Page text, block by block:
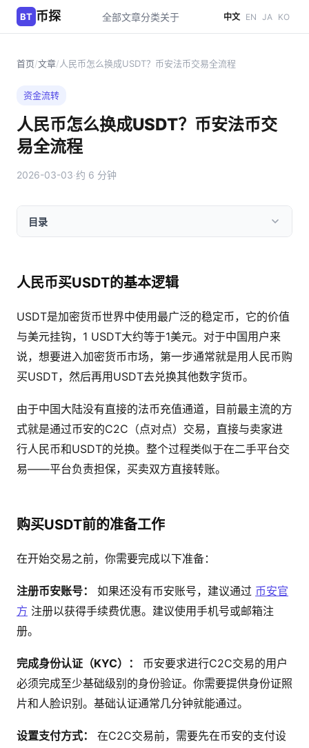
BT 币探 全部文章分类关于 中文 EN JA KO
首页/文章/ 人民币怎么换成USDT？币安法币交易全流程
资金流转
人民币怎么换成USDT？币安法币交
易全流程
2026-03-03·约 6 分钟
目录
人民币买USDT的基本逻辑
USDT是加密货币世界中使用最广泛的稳定币，它的价值
与美元挂钩，1 USDT大约等于1美元。对于中国用户来
说，想要进入加密货币市场，第一步通常就是用人民币购
买USDT，然后再用USDT去兑换其他数字货币。
由于中国大陆没有直接的法币充值通道，目前最主流的方
式就是通过币安的C2C（点对点）交易，直接与卖家进
行人民币和USDT的兑换。整个过程类似于在二手平台交
易——平台负责担保，买卖双方直接转账。
购买USDT前的准备工作
在开始交易之前，你需要完成以下准备：
注册币安账号： 如果还没有币安账号，建议通过 币安官
方 注册以获得手续费优惠。建议使用手机号或邮箱注
册。
完成身份认证（KYC）：
币安要求进行C2C交易的用户
必须完成至少基础级别的身份验证。你需要提供身份证照
片和人脸识别。基础认证通常几分钟就能通过。
设置支付方式：
在C2C交易前，需要先在币安的支付设